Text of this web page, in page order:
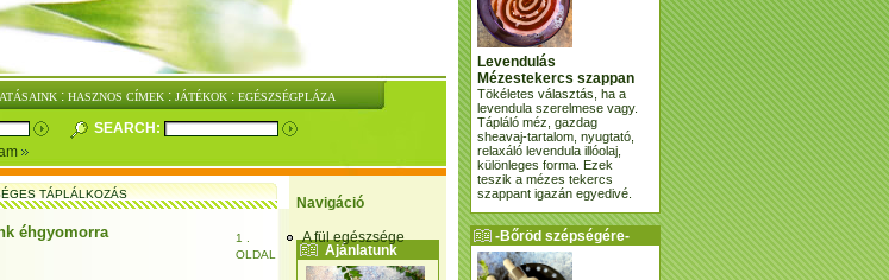
: HASZNOS CÍMEK : JÁTÉKOK : EGÉSZSÉGPLÁZA
SEARCH:
Navigáció
A fül egészsége
Ajánlatunk
TÁPLÁLKOZÁS
éhgyomorra
1 .
OLDAL
Levendulás
Mézestekercs szappan
Tökéletes választás, ha a
levendula szerelmese vagy.
Tápláló méz, gazdag
sheavaj-tartalom, nyugtató,
relaxáló levendula illóolaj,
különleges forma. Ezek
teszik a mézes tekercs
szappant igazán egyedivé.
-Bőröd szépségére-